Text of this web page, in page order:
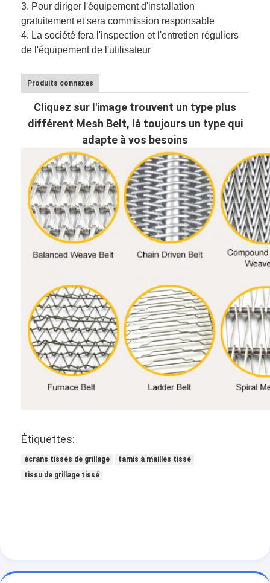
3. Pour diriger l'équipement d'installation
gratuitement et sera commission responsable
4. La société fera l'inspection et l'entretien réguliers
de l'équipement de l'utilisateur
Produits connexes
Cliquez sur l'image trouvent un type plus
différent Mesh Belt, là toujours un type qui
adapte à vos besoins
Étiquettes:
écrans tissés de grillage
tamis à mailles tissé
tissu de grillage tissé